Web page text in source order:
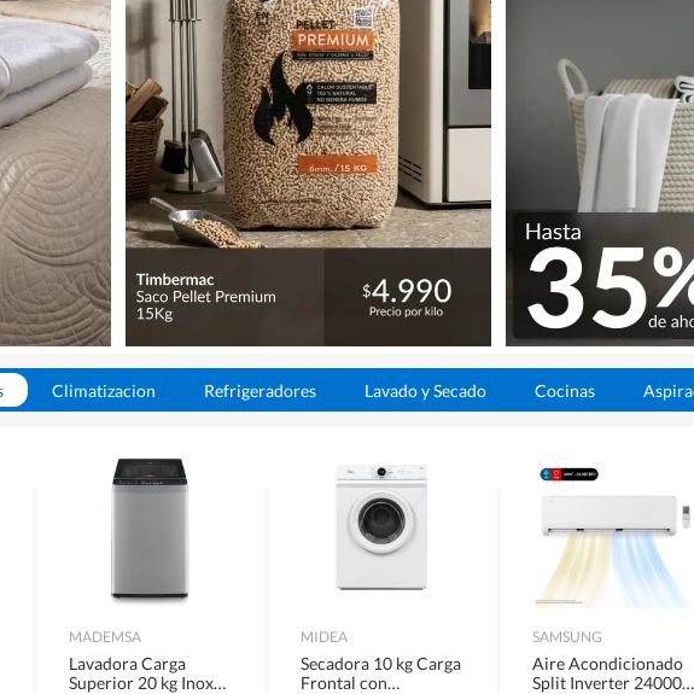
Climatizacion Refrigeradores Lavado y Secado Cocinas
MADEMSA
Lavadora Carga
Superior 20 kg Inox
MIDEA
Secadora 10 kg Carga
Frontal con
SAMSUNG
Aire Acondicionado
Split Inverter 24000